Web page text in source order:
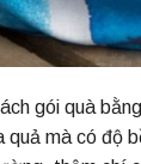
gói quà
quả mà có độ